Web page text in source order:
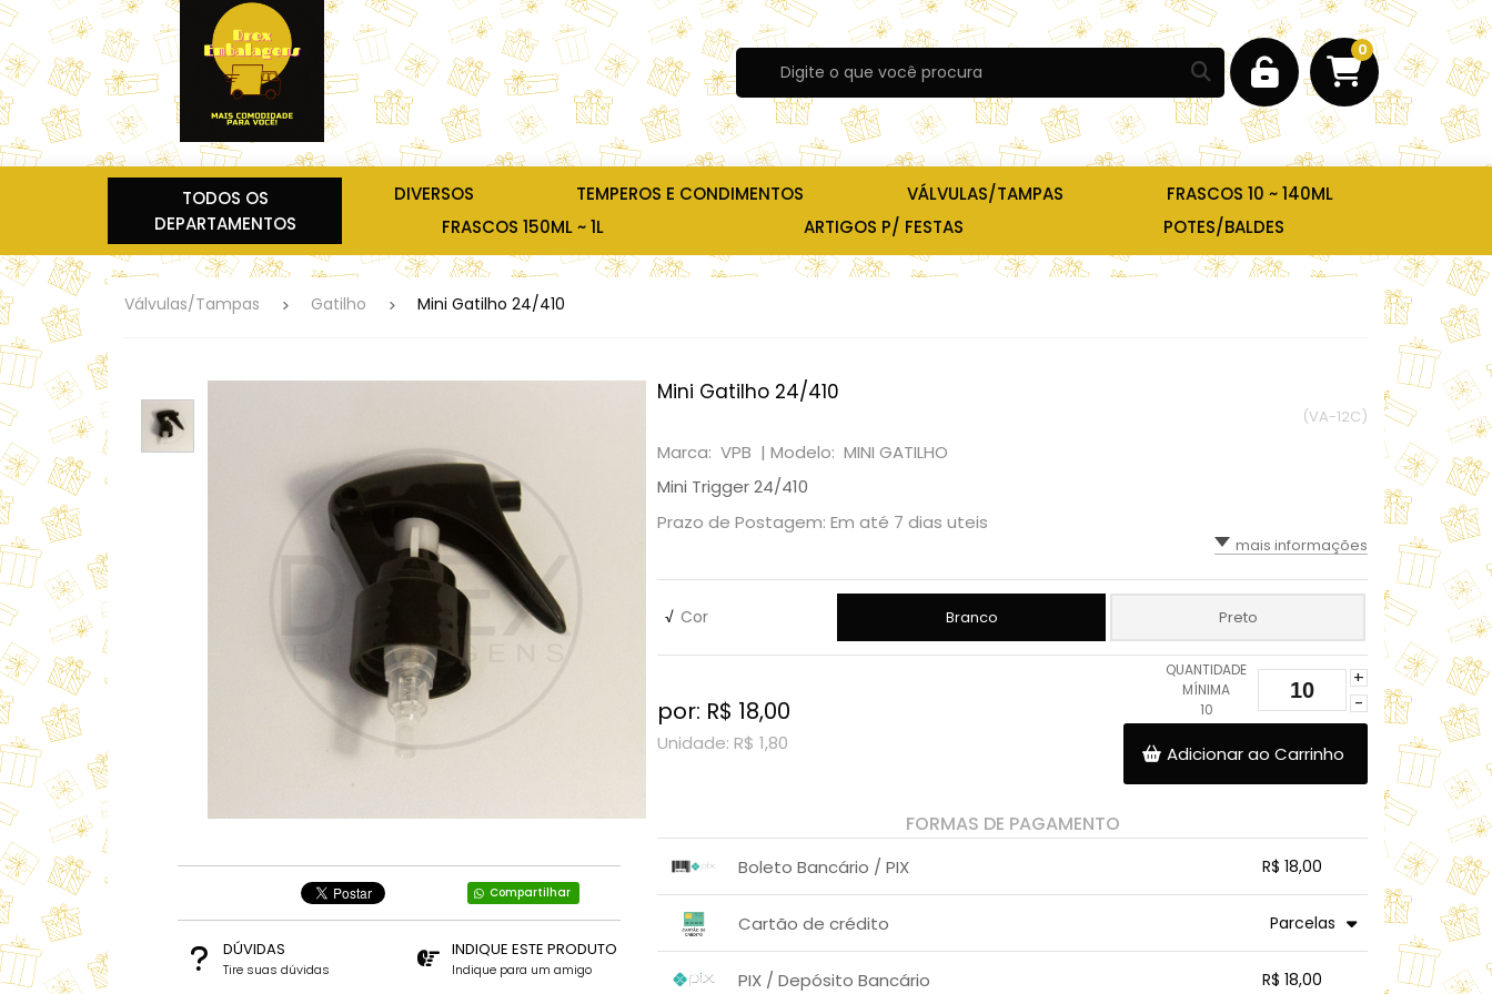
0
TODOS OS
DEPARTAMENTOS
DIVERSOS TEMPEROS E CONDIMENTOS VÁLVULAS/TAMPAS
FRASCOS 10 ~ 140ML
FRASCOS 150ML ~ 1L
ARTIGOS P/ FESTAS POTES/BALDES
Válvulas/Tampas Gatilho Mini Gatilho 24/410
Compartilhar
DÚVIDAS
Tire suas dúvidas
INDIQUE ESTE PRODUTO
Indique para um amigo
Mini Gatilho 24/410
(VA-12C)
Marca: VPB | Modelo: MINI GATILHO
Mini Trigger 24/410
Prazo de Postagem: Em até 7 dias uteis
mais informações
√ Cor Branco Preto
por: R$ 18,00
Unidade: R$ 1,80
QUANTIDADE
MÍNIMA
10
+
-
Adicionar ao Carrinho
FORMAS DE PAGAMENTO
Boleto Bancário / PIX
R$ 18,00
Cartão de crédito
Parcelas
....
PIX / Depósito Bancário
R$ 18,00